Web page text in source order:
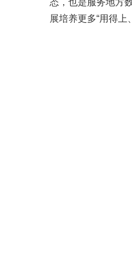
态，也是服务地方
展培养更多“用得